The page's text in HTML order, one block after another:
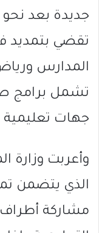
جديدة بعد
تقضي بتمديد
المدارس
تشمل برامج
جهات تعليمية
وأعربت وزارة
الذي يتضمن
مشاركة أطراف